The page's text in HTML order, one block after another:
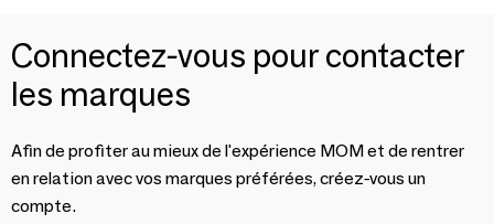
Connectez-vous pour contacter
les marques
Afin de profiter au mieux de l'expérience MOM et de rentrer
en relation avec vos marques préférées, créez-vous un
compte.